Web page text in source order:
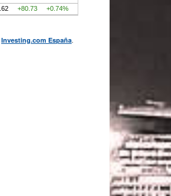
Investing.com España.